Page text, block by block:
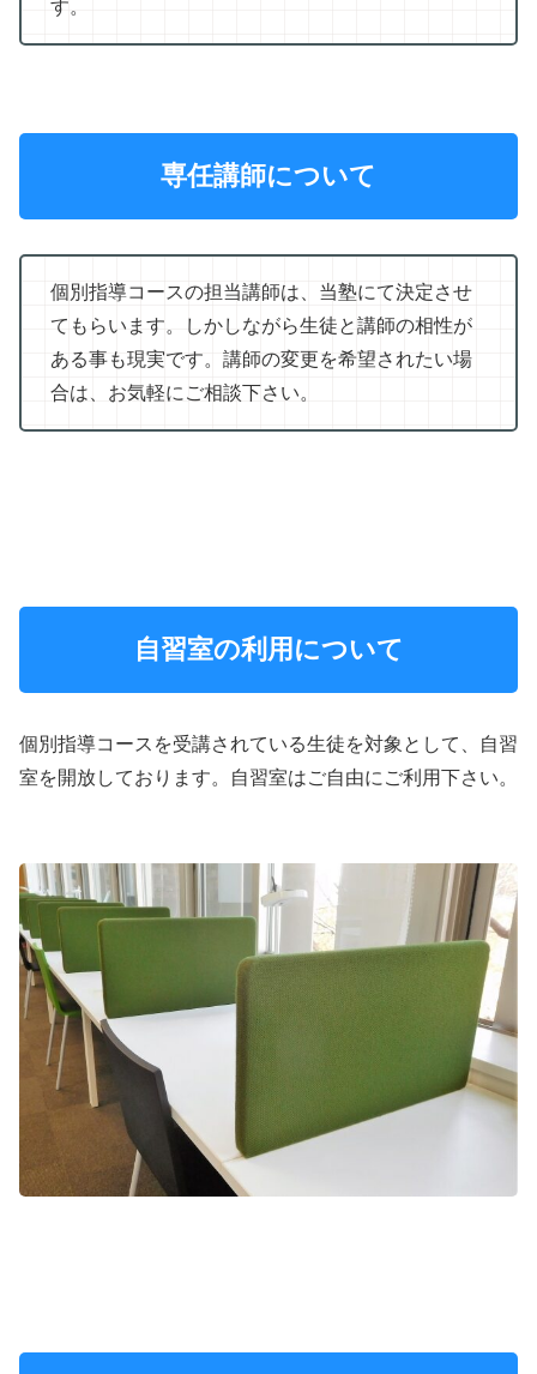
す。
専任講師について
個別指導コースの担当講師は、当塾にて決定させ
てもらいます。しかしながら生徒と講師の相性が
ある事も現実です。講師の変更を希望されたい場
合は、お気軽にご相談下さい。
自習室の利用について
個別指導コースを受講されている生徒を対象として、自習
室を開放しております。自習室はご自由にご利用下さい。